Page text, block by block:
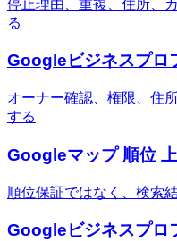
停止理由、重複、住所、
る
Googleビジネスプロ
オーナー確認、権限、住
する
Googleマップ 順位
順位保証ではなく、検索
Googleビジネスプロ